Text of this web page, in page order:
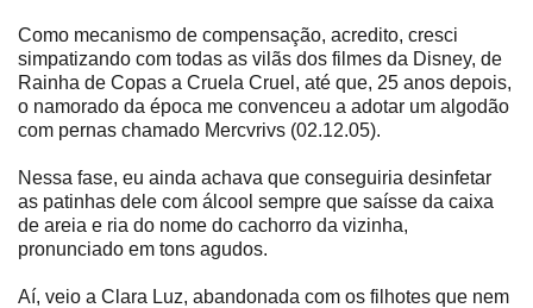
Como mecanismo de compensação, acredito, cresci
simpatizando com todas as vilãs dos filmes da Disney, de
Rainha de Copas a Cruela Cruel, até que, 25 anos depois,
o namorado da época me convenceu a adotar um algodão
com pernas chamado Mercvrivs (02.12.05).
Nessa fase, eu ainda achava que conseguiria desinfetar
as patinhas dele com álcool sempre que saísse da caixa
de areia e ria do nome do cachorro da vizinha,
pronunciado em tons agudos.
Aí, veio a Clara Luz, abandonada com os filhotes que nem